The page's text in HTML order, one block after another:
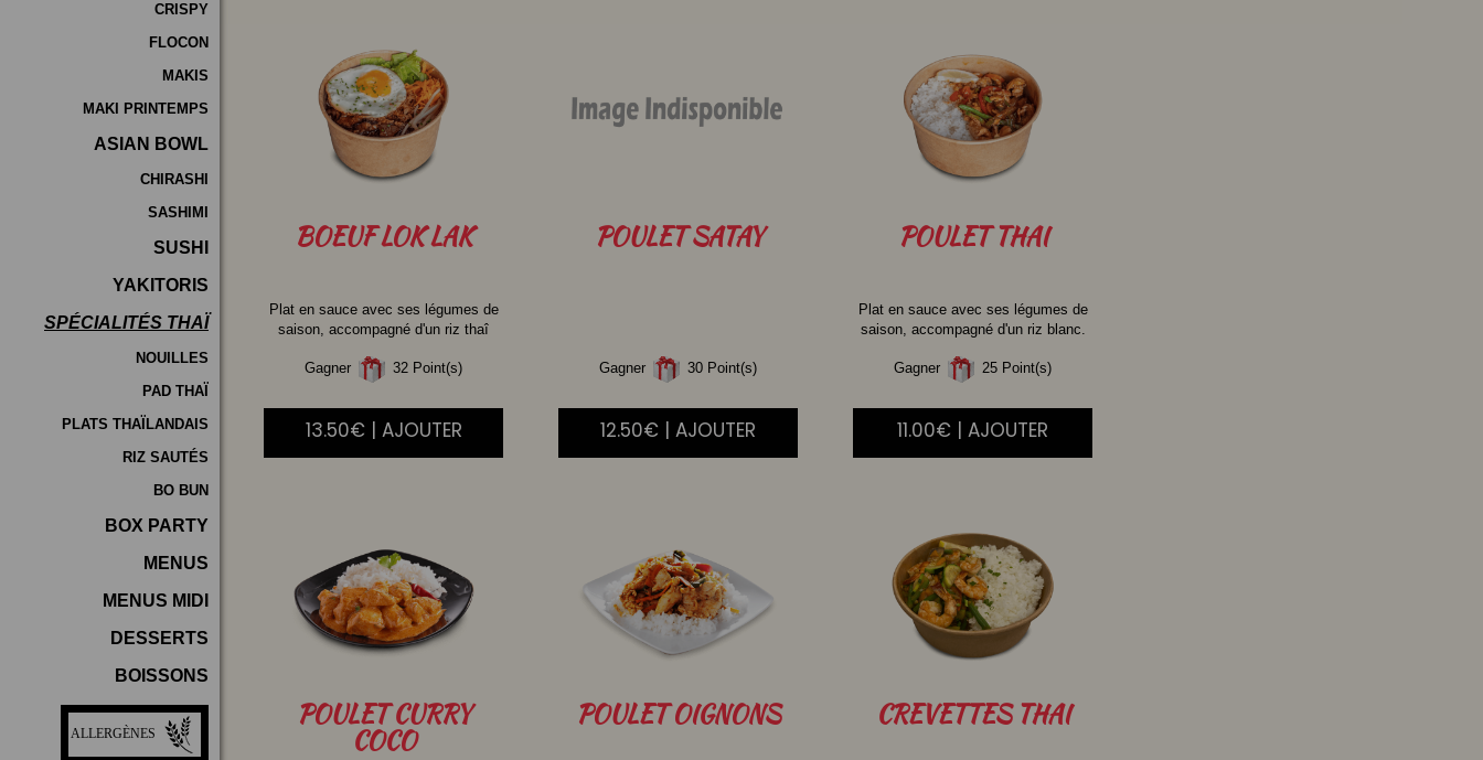
CRISPY
FLOCON
MAKIS
MAKI PRINTEMPS
ASIAN BOWL
CHIRASHI
SASHIMI
SUSHI
YAKITORIS
SPÉCIALITÉS THAÏ
NOUILLES
PAD THAÏ
PLATS THAÏLANDAIS
RIZ SAUTÉS
BO BUN
BOX PARTY
MENUS
MENUS MIDI
DESSERTS
BOISSONS
ALLERGÈNES
BOEUFLOK LAK
Plat en sauce avec ses légumes de
saison, accompagné d'un riz thaî
Gagner 32 Point(s)
13.50€ | AJOUTER
POULETSATAY
Gagner 30 Point(s)
12.50€ | AJOUTER
POULETTHAI
Plat en sauce avec ses légumes de
saison, accompagné d'un riz blanc.
Gagner 25 Point(s)
11.00€ | AJOUTER
POULETCURRY
COCO
POULETOIGNONS CREVETTESTHAI